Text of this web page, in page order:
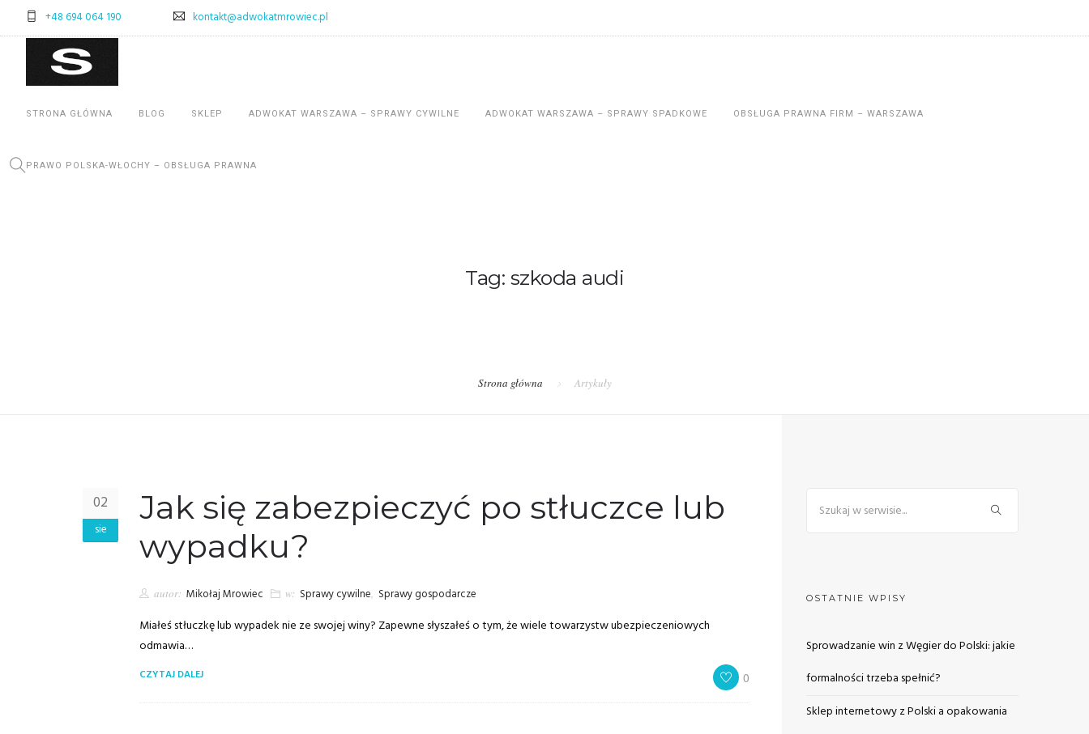
+48 694 064 190 kontakt@adwokatmrowiec.pl
STRONA GŁÓWNA BLOG SKLEP ADWOKAT WARSZAWA – SPRAWY CYWILNE ADWOKAT WARSZAWA – SPRAWY SPADKOWE OBSŁUGA PRAWNA FIRM – WARSZAWA
PRAWO POLSKA-WŁOCHY – OBSŁUGA PRAWNA
Tag: szkoda audi
Strona główna Artykuły
02
sie
Jak się zabezpieczyć po stłuczce lub
wypadku?
autor: Mikołaj Mrowiec w: Sprawy cywilne, Sprawy gospodarcze
Miałeś stłuczkę lub wypadek nie ze swojej winy? Zapewne słyszałeś o tym, że wiele towarzystw ubezpieczeniowych
odmawia…
CZYTAJ DALEJ 0
OSTATNIE WPISY
Sprowadzanie win z Węgier do Polski: jakie
formalności trzeba spełnić?
Sklep internetowy z Polski a opakowania